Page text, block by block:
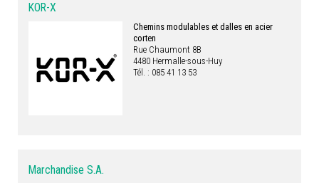
KOR-X
Chemins modulables et dalles en acier
corten
Rue Chaumont 8B
4480 Hermalle-sous-Huy
Tél. : 085 41 13 53
Marchandise S.A.